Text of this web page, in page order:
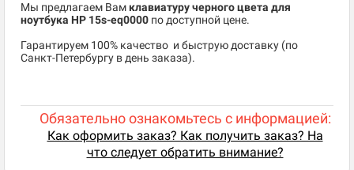
Мы предлагаем Вам клавиатуру черного цвета для
ноутбука HP 15s-eq0000 по доступной цене.
​Гарантируем 100% качество и быструю доставку (по
Санкт-Петербургу в день заказа).
Обязательно ознакомьтесь с информацией:
Как оформить заказ? Как получить заказ? На
что следует обратить внимание?